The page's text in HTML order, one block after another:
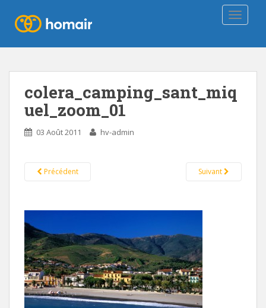
colera_camping_sant_miq
uel_zoom_01
03 Août 2011 hv-admin
Précédent Suivant